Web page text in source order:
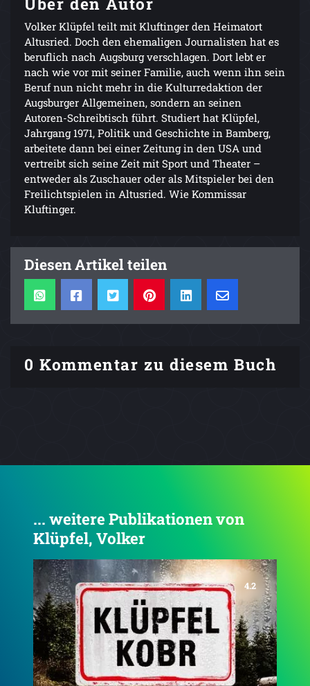
Volker Klüpfel teilt mit Kluftinger den Heimatort
Altusried. Doch den ehemaligen Journalisten hat es
beruflich nach Augsburg verschlagen. Dort lebt er
nach wie vor mit seiner Familie, auch wenn ihn sein
Beruf nun nicht mehr in die Kulturredaktion der
Augsburger Allgemeinen, sondern an seinen
Autoren-Schreibtisch führt. Studiert hat Klüpfel,
Jahrgang 1971, Politik und Geschichte in Bamberg,
arbeitete dann bei einer Zeitung in den USA und
vertreibt sich seine Zeit mit Sport und Theater –
entweder als Zuschauer oder als Mitspieler bei den
Freilichtspielen in Altusried. Wie Kommissar
Kluftinger.
Diesen Artikel teilen
0 Kommentar zu diesem Buch
... weitere Publikationen von
Klüpfel, Volker